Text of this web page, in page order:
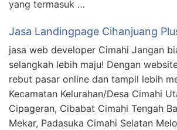
yang termasuk …
Jasa Landingpage Cihanjuang
jasa web developer Cimahi Jangan
selangkah lebih maju! Dengan
rebut pasar online dan tampil lebih
Kecamatan Kelurahan/Desa Cimahi
Cipageran, Cibabat Cimahi Tengah
Mekar, Padasuka Cimahi Selatan